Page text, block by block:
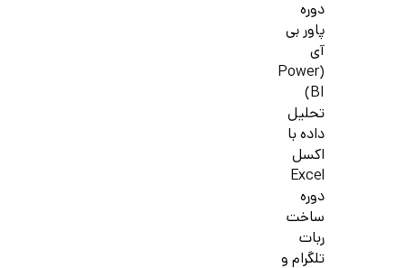
دوره
پاور بی
آی
(Power
BI)
تحلیل
داده با
اکسل
Excel
دوره
ساخت
ربات
تلگرام و